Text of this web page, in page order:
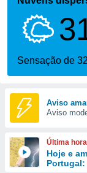
fornecidas
a este
das
e
forma
digital
Sensação de
Aviso
Aviso
Última hora
Hoje e